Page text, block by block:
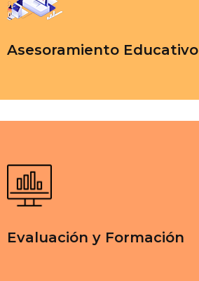
Asesoramiento Educativo
Evaluación y Formación